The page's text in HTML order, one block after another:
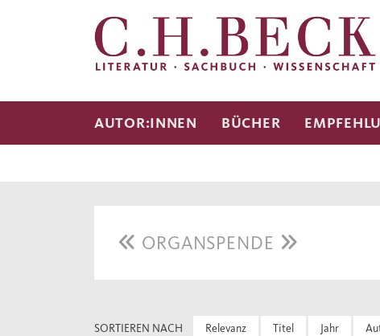
AUTOR:INNEN BÜCHER
ORGANSPENDE
SORTIEREN NACH Relevanz Titel Jahr